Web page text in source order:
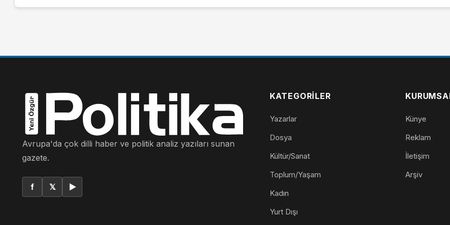
Avrupa'da çok dilli haber ve politik analiz yazıları sunan
gazete.
f 𝕏 ▶
KATEGORILER
Yazarlar
Dosya
Kültür/Sanat
Toplum/Yaşam
Kadın
Yurt Dışı
Künye
Reklam
İletişim
Arşiv